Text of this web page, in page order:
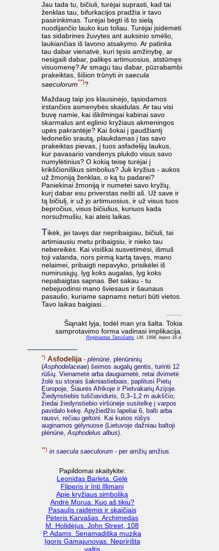
Jau tada tu, bičiuli, turėjai suprasti, kad tai
ženklas tau, bifurkacijos pradžia ir tavo
pasirinkimas. Turėjai bėgti iš to sielą
nuodijančio lauko kuo toliau. Turėjai įsidėmėti
tas sidabrines žuvytes ant auksinio smėlio,
laukiančias iš lavono atsakymo. Ar patinka
tau dabar vienatvė, kuri tęsis amžinybę, ar
nesigaili dabar, palikęs artimuosius, atstūmęs
visuomenę? Ar smagu tau dabar, pūzrabambi
prakeiktas, šišion trūnyti in saecula
saeculorum**)?
Maždaug taip jos klausinėjo, tąsiodamos
irstančios asmenybės skaidulas. Ar tau visi
buvę namie, kai iškilmingai kabinai savo
skarmalus ant eglinio kryžiaus akmeningos
upės pakrantėje? Kai šokai į gaudžiantį
ledonešio srautą, plaukdamas į tas savo
prakeiktas pievas, į tuos asfadelijų laukus,
kur pavasario vandenys plukdo visus savo
numylėtinius? O kokią teisę turėjai į
krikščioniškus simbolius? Juk kryžius - aukos
už žmoniją ženklas, o ką tu padarei?
Paniekinai žmoniją ir numetei savo kryžių,
kurį dabar esu priverstas nešti aš. Už save ir
tą bičiulį, ir už jo artimuosius, ir už visus tuos
bepročius, visus bičiulius, kuriuos kada
norsužmušiu, kai ateis laikas.
Tikėk, jei tavęs dar nepribaigiau, bičiuli, tai
artimiausiu metu pribaigsiu, ir nieko tau
nebereikės. Kai visiškai susvetimėsi, išmuš
toji valanda, nors pirmą kartą tavęs, mano
nelaimei, pribaigti nepavyko, prisikėlei iš
numirusiųjų, lyg koks augalas, lyg koks
nepabaigtas sapnas. Bet sakau - tu
nebejuodinsi mano šviesaus ir šaunaus
pasaulio, kuriame sapnams neturi būti vietos.
Tavo laikas baigiasi...
Šiąnakt lyja, todėl man yra šalta. Tokia
samprotavimo forma vadinasi implikacija.
Regimantas Tamošaitis, LM, 1998, liepos 16 d.
*) Asfodelija- plėnūnė, plėnūninių
(Asphodelaceae) šeimos augalų gentis, turinti 12
rūšių. Vienametė arba daugiametė, retai dvimetė
žolė su storais šakniastiebiais, paplitusi Pietų
Europoje, Šiaurės Afrikoje ir Pietvakarių Azijoje.
Žiedynstiebis tuščiaviduris, 0,3–1,2 m aukščio;
žiedai žiedynstiebio viršūnėje susitelkę į varpos
pavidalo kekę. Apyžiedžio lapeliai 6, balti arba
rausvi, rečiau geltoni. Kai kurios rūšys
auginamos gėlynuose (Lietuvoje dažniau baltoji
plėnūnė,Asphodelus albus).
**) in saecula saeculorum - per amžių amžius.
Papildomai skaitykite:
Leonidas Barleta. Gėlė
Fliperis ir Inti Illimani
Apie kryžiaus simboliką
Andrė Morua. Kuo aš tikiu?
Pasaulis raidėmis ir skaičiais
Peteris Karvašas. Archimedas
M. Holidėjus. John Street, 108
P. Adams. Senamadiška muzika
Igoris Gamajunovas. Nepririšta
valtis